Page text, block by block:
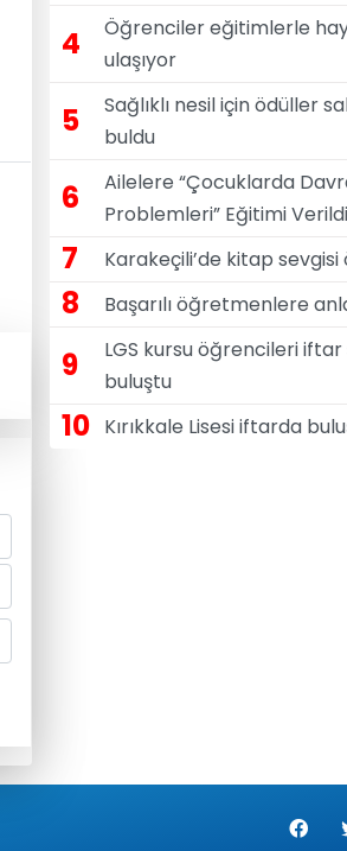
4
Öğrenciler eğitimlerle
ulaşıyor
5
Sağlıklı nesil için ödüller
buldu
6
Ailelere “Çocuklarda
Problemleri” Eğitimi Verildi
7 Karakeçili’de kitap
8 Başarılı öğretmenlere
9
LGS kursu öğrencileri iftar
buluştu
10 Kırıkkale Lisesi iftarda